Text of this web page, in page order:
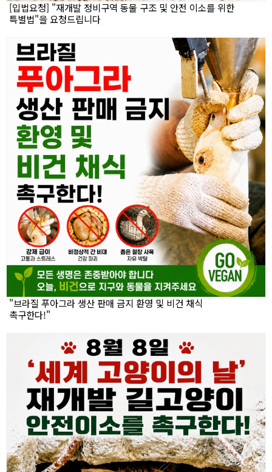
[입법요청] "재개발 정비구역 동물 구조 및 안전 이소를 위한
특별법"을 요청드립니다
"브라질 푸아그라 생산 판매 금지 환영 및 비건 채식
촉구한다!"